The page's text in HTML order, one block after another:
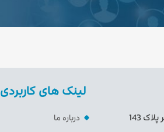
تهران، بلوار مرزداران بین خیابان نارون و سپهر پلاک 143
لینک های کاربردی
درباره ما